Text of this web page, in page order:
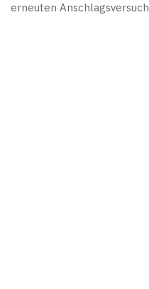
erneuten Anschlagsversuch